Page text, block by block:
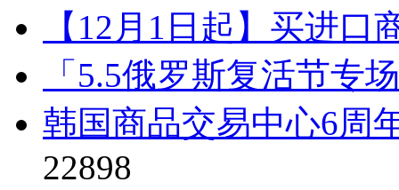
【12月1日起】买进口
「5.5俄罗斯复活节专
韩国商品交易中心6周
22898